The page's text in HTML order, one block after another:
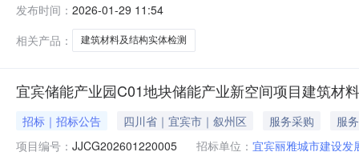
3010:00:00项目实施地点：宜宾市成交/中标人：宜宾市
发布时间： 2026-01-29 11:54
相关产品：
建筑材料及结构实体检测
宜宾储能产业园C01地块储能产业新空间项目建筑材
招标｜招标公告 四川省｜宜宾市｜叙州区 服务采购
服务
项目编号： JJCG202601220005 招标单位： 宜宾丽雅城市建设发